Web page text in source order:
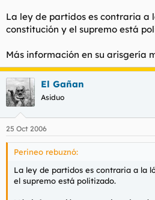
La ley de partidos es contraria a
constitución y el supremo está
Más información en su arisgería
El Gañan
Asiduo
25 Oct 2006
Perineo rebuznó:
La ley de partidos es contraria a la
el supremo está politizado.